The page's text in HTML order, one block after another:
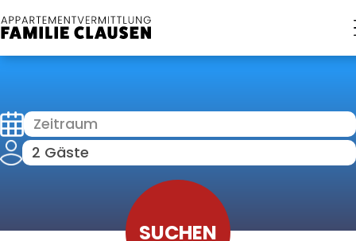
Zeitraum
2 Gäste
SUCHEN